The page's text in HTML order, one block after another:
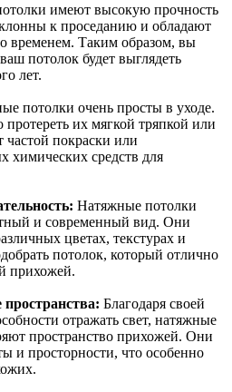
имеют высокую прочность
к проседанию и обладают
временем. Таким образом, вы
потолок будет выглядеть
лет.
потолки очень просты в уходе.
протереть их мягкой тряпкой или
покраски или
химических средств для
Натяжные потолки
и современный вид. Они
цветах, текстурах и
потолок, который отлично
прихожей.
пространства: Благодаря своей
отражать свет, натяжные
пространство прихожей. Они
и просторности, что особенно